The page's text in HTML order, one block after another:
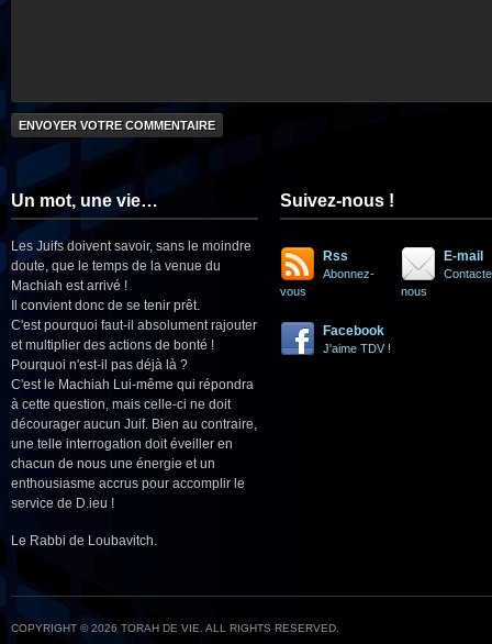
Un mot, une vie…
Les Juifs doivent savoir, sans le moindre
doute, que le temps de la venue du
Machiah est arrivé !
Il convient donc de se tenir prêt.
C'est pourquoi faut-il absolument rajouter
et multiplier des actions de bonté !
Pourquoi n'est-il pas déjà là ?
C'est le Machiah Lui-même qui répondra
à cette question, mais celle-ci ne doit
décourager aucun Juif. Bien au contraire,
une telle interrogation doit éveiller en
chacun de nous une énergie et un
enthousiasme accrus pour accomplir le
service de D.ieu !
Le Rabbi de Loubavitch.
Suivez-nous !
Rss
Abonnez-
vous
E-mail
nous
Facebook
J'aime TDV !
COPYRIGHT © 2026 TORAH DE VIE. ALL RIGHTS RESERVED.